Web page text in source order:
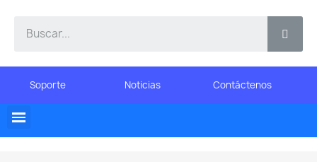
Soporte Noticias Contáctenos